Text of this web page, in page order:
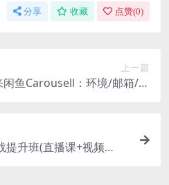
分享 收藏 点赞(0)
上一篇
鱼Carousell：环境/邮箱/电
提升班(直播课+视频